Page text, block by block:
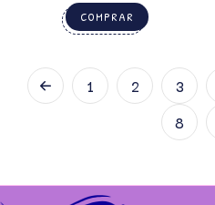
COMPRAR
1 2 3
8